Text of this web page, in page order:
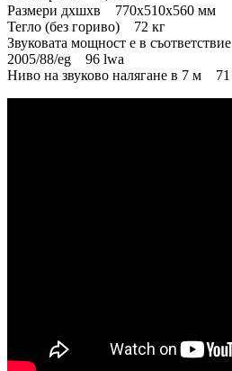
Размери дхшхв 770x510x560 мм
Тегло (без гориво) 72 кг
Звуковата мощност е в
2005/88/eg 96 lwa
Ниво на звуково налягане в 7 м 71